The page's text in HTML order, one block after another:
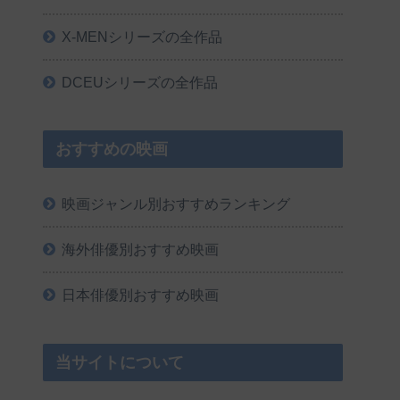
X-MENシリーズの全作品
DCEUシリーズの全作品
おすすめの映画
映画ジャンル別おすすめランキング
海外俳優別おすすめ映画
日本俳優別おすすめ映画
当サイトについて